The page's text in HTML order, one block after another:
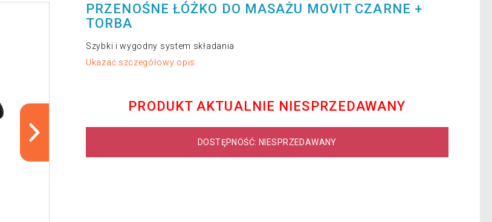
PRZENOŚNE ŁÓŻKO DO MASAŻU MOVIT CZARNE +
TORBA
Szybki i wygodny system składania
Ukazać szczegółowy opis
PRODUKT AKTUALNIE NIESPRZEDAWANY
DOSTĘPNOŚĆ: NIESPRZEDAWANY